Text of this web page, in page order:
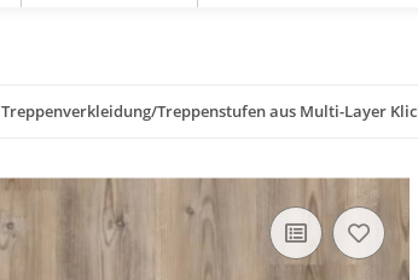
Treppenverkleidung/Treppenstufen aus Multi-Layer